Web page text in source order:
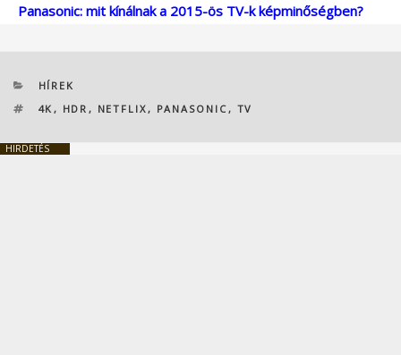
Panasonic: mit kínálnak a 2015-ös TV-k képminőségben?
KATEGÓRIÁK
HÍREK
CÍMKÉK
4K , HDR , NETFLIX , PANASONIC , TV
HIRDETÉS